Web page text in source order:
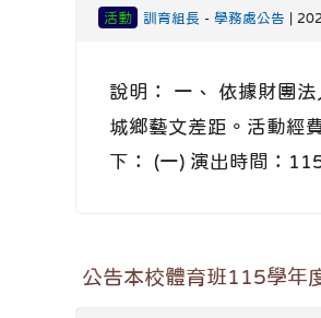
活動 訓育組長 - 學務處公告 |
說明： 一、 依據財團
城鄉藝文差距。活動經
下： (一) 演出時間：
公告本校體育班115學年